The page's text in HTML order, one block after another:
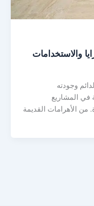
والاستخدامات
وجودته
في المشاريع
من الأهرامات القديمة